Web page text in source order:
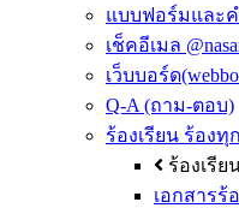
แบบฟอร์มและ
เช็คอีเมล
เว็บบอร์ด
Q-A (ถาม-ตอบ)
ร้องเรียน ร้องทุ
ร้องเรีย
เอกสารร้